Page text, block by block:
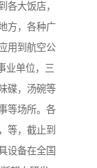
各大饭店，
方，各种广
用到航空公
业单位，三
碟，汤碗等
等场所。各
等，截止到
设备在全国